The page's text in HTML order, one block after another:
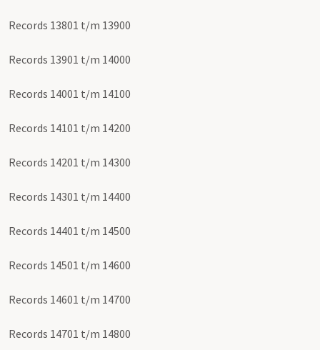
Records 13801 t/m 13900
Records 13901 t/m 14000
Records 14001 t/m 14100
Records 14101 t/m 14200
Records 14201 t/m 14300
Records 14301 t/m 14400
Records 14401 t/m 14500
Records 14501 t/m 14600
Records 14601 t/m 14700
Records 14701 t/m 14800